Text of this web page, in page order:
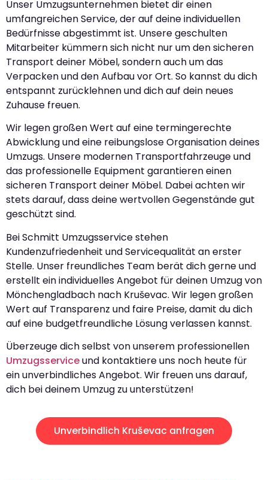
Unser Umzugsunternehmen bietet dir einen
umfangreichen Service, der auf deine individuellen
Bedürfnisse abgestimmt ist. Unsere geschulten
Mitarbeiter kümmern sich nicht nur um den sicheren
Transport deiner Möbel, sondern auch um das
Verpacken und den Aufbau vor Ort. So kannst du dich
entspannt zurücklehnen und dich auf dein neues
Zuhause freuen.
Wir legen großen Wert auf eine termingerechte
Abwicklung und eine reibungslose Organisation deines
Umzugs. Unsere modernen Transportfahrzeuge und
das professionelle Equipment garantieren einen
sicheren Transport deiner Möbel. Dabei achten wir
stets darauf, dass deine wertvollen Gegenstände gut
geschützt sind.
Bei Schmitt Umzugsservice stehen
Kundenzufriedenheit und Servicequalität an erster
Stelle. Unser freundliches Team berät dich gerne und
erstellt ein individuelles Angebot für deinen Umzug von
Mönchengladbach nach Kruševac. Wir legen großen
Wert auf Transparenz und faire Preise, damit du dich
auf eine budgetfreundliche Lösung verlassen kannst.
Überzeuge dich selbst von unserem professionellen
Umzugsserviceund kontaktiere uns noch heute für
ein unverbindliches Angebot. Wir freuen uns darauf,
dich bei deinem Umzug zu unterstützen!
Unverbindlich Kruševac anfragen